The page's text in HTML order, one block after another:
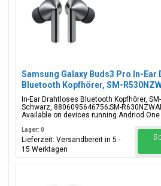
Samsung Galaxy Buds3 Pro In-Ear
Bluetooth Kopfhörer, SM-
In-Ear Drahtloses Bluetooth Kopfhörer,
Schwarz, 8806095646756;SM-
Available on devices running Andriod
Lager: 0
Lieferzeit: Versandbereit in 5 -
15 Werktagen